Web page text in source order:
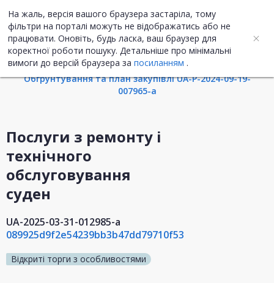
На жаль, версія вашого браузера застаріла, тому
фільтри на порталі можуть не відображатись або не
працювати. Оновіть, будь ласка, ваш браузер для
коректної роботи пошуку. Детальніше про мінімальні
вимоги до версій браузера за посиланням .
UA ENG
Інформація про закупівлю
Обгрунтування та план закупівлі UA-P-2024-09-19-
007965-a
Послуги з ремонту і
технічного
обслуговування
суден
UA-2025-03-31-012985-a
089925d9f2e54239bb3b47dd79710f53
Відкриті торги з особливостями